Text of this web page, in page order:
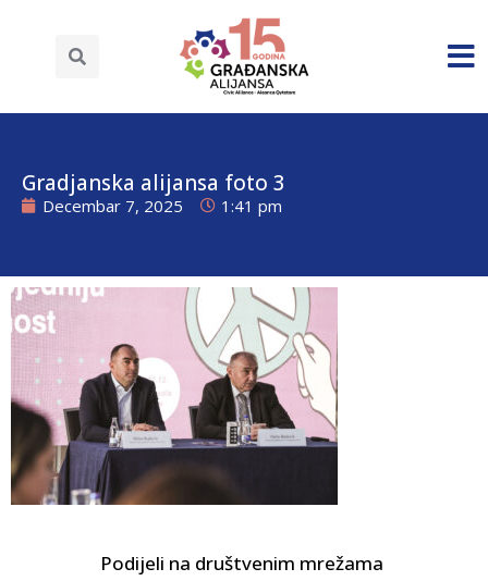
Gradjanska alijansa foto 3
Decembar 7, 2025 1:41 pm
Podijeli na društvenim mrežama